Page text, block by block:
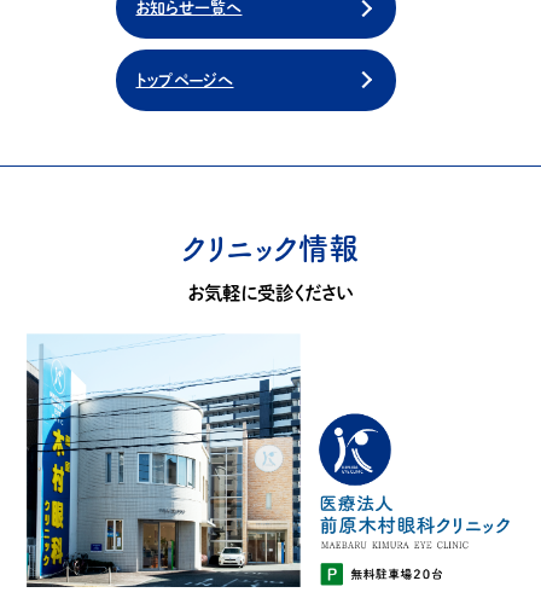
お知らせ一覧へ
トップページへ
クリニック情報
お気軽に受診ください